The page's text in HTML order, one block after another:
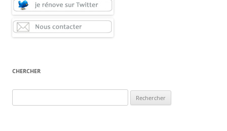
CHERCHER